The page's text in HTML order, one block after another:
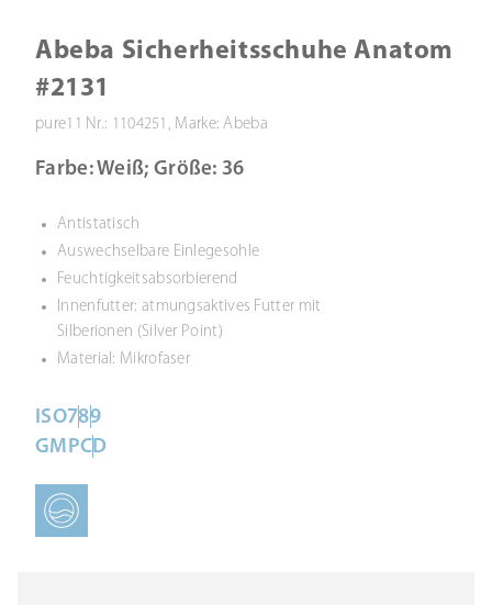
Abeba Sicherheitsschuhe Anatom
#2131
pure11 Nr.: 1104251, Marke: Abeba
Farbe: Weiß; Größe: 36
Antistatisch
Auswechselbare Einlegesohle
Feuchtigkeitsabsorbierend
Innenfutter: atmungsaktives Futter mit
Silberionen (Silver Point)
Material: Mikrofaser
ISO789
GMPCD